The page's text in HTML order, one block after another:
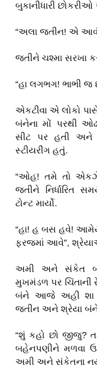
બુકાનીધારી
“અલા જતીન! એ
જતીને ચશ્મા સરખા
“હા લગભગ! ભાભી જ
એકટીવા એ લોકો
બંનેના મોં પરથી
સીટ પર હતી અને
સ્ટીયરીંગ હતું.
“ઓહ! તમે તો
જતીને નિર્ધારિત
ટોન્ટ માર્યો.
“હા! હ બસ હવે!
ફરજમાં આવે”,
અમી અને સંકેત
મુખમંડળ પર ચિંતાની
બંને આજે અહી શા
જતીન અને શ્રેયા
“શું કહો છો જીજુ?
બહેનપણીને મળવા
અમી અને સંકેતના